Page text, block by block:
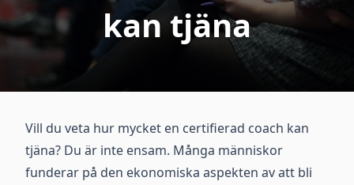
kan tjäna
Vill du veta hur mycket en certifierad coach kan
tjäna? Du är inte ensam. Många människor
funderar på den ekonomiska aspekten av att bli